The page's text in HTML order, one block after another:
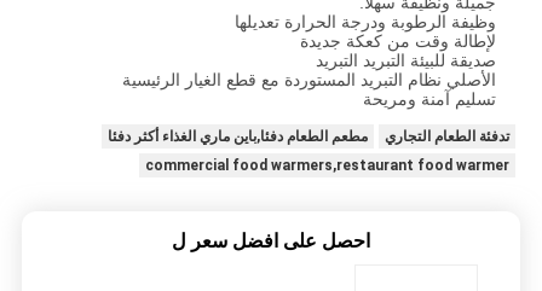
وظيفة الرطوبة ودرجة الحرارة تعديلها
لإطالة وقت من كعكة جديدة
صديقة للبيئة التبريد التبريد
الأصلي نظام التبريد المستوردة مع قطع الغيار الرئيسية
تسليم آمنة ومريحة
تدفئة الطعام التجاري
مطعم الطعام دفئا,باين ماري الغذاء أكثر دفئا
commercial food warmers,restaurant food warmer
احصل على افضل سعر ل